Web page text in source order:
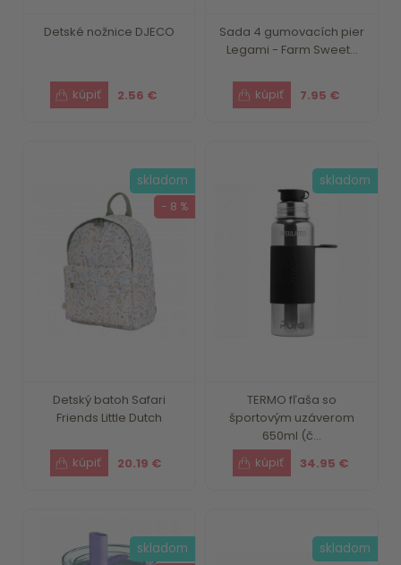
Detské nožnice DJECO
2.56 €
Sada 4 gumovacích pier
Legami - Farm Sweet...
7.95 €
Detský batoh Safari
Friends Little Dutch
20.19 €
skladom
- 8 %
TERMO fľaša so
športovým uzáverom
650ml (č...
34.95 €
skladom
skladom skladom